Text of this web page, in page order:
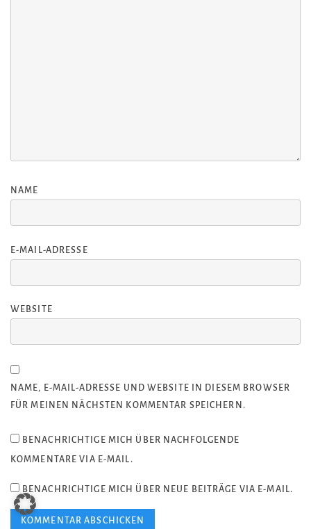
NAME
E-MAIL-ADRESSE
WEBSITE
NAME, E-MAIL-ADRESSE UND WEBSITE IN DIESEM BROWSER
FÜR MEINEN NÄCHSTEN KOMMENTAR SPEICHERN.
BENACHRICHTIGE MICH ÜBER NACHFOLGENDE
KOMMENTARE VIA E-MAIL.
BENACHRICHTIGE MICH ÜBER NEUE BEITRÄGE VIA E-MAIL.